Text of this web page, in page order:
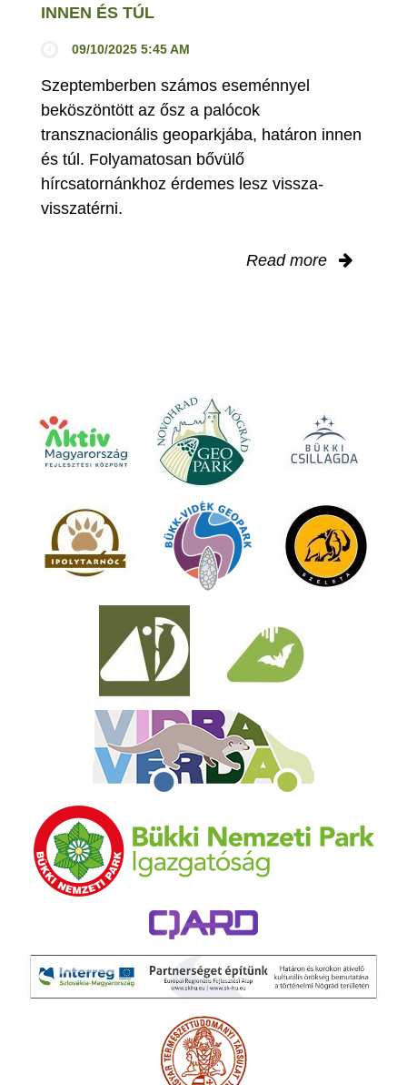
INNEN ÉS TÚL
09/10/2025 5:45 AM
Szeptemberben számos eseménnyel
beköszöntött az ősz a palócok
transznacionális geoparkjába, határon innen
és túl. Folyamatosan bővülő
hírcsatornánkhoz érdemes lesz vissza-
visszatérni.
Read more